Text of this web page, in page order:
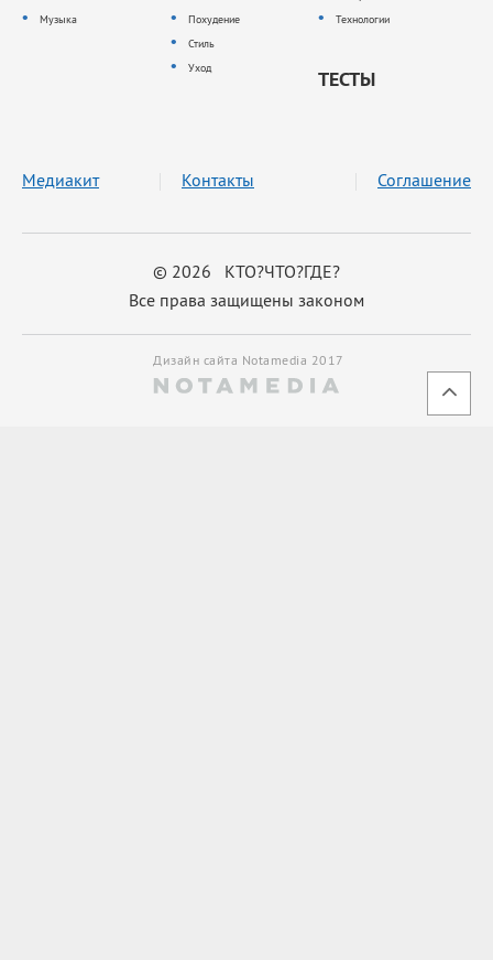
Музыка
Похудение
Стиль
Уход
Технологии
ТЕСТЫ
© 2026 КТО?ЧТО?ГДЕ?
Все права защищены законом
Медиакит Контакты Соглашение
Дизайн сайта Notamedia 2017